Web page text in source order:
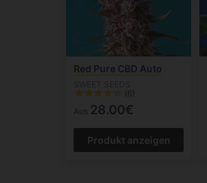
Red Pure CBD Auto
(6)
Aus 28.00€
Produkt anzeigen